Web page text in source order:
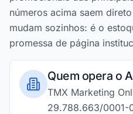
números acima saem
mudam sozinhos: é o
promessa de página
Quem opera o
TMX Marketing
29.788.663/0001-